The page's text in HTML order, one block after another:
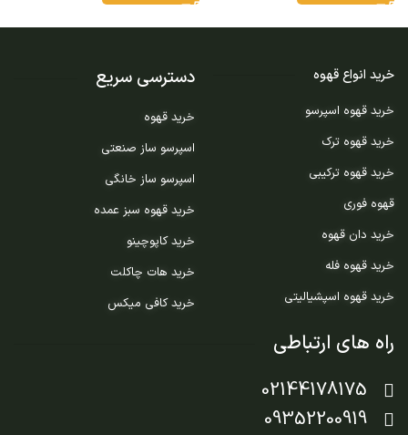
خرید انواع قهوه
خرید قهوه اسپرسو
خرید قهوه ترک
خرید قهوه ترکیبی
قهوه فوری
خرید دان قهوه
خرید قهوه فله
خرید قهوه اسپشیالیتی
دسترسی سریع
خرید قهوه
اسپرسو ساز صنعتی
اسپرسو ساز خانگی
خرید قهوه سبز عمده
خرید کاپوچینو
خرید هات چاکلت
خرید کافی میکس
راه های ارتباطی
02144178175
09352200919